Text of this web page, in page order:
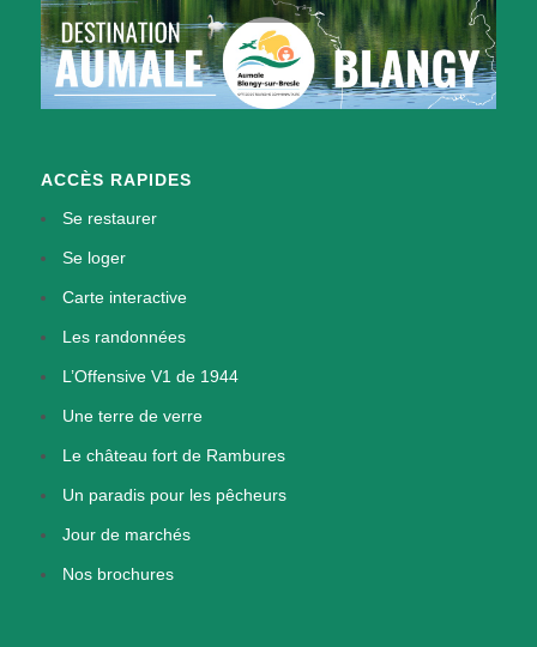
ACCÈS RAPIDES
Se restaurer
Se loger
Carte interactive
Les randonnées
L’Offensive V1 de 1944
Une terre de verre
Le château fort de Rambures
Un paradis pour les pêcheurs
Jour de marchés
Nos brochures